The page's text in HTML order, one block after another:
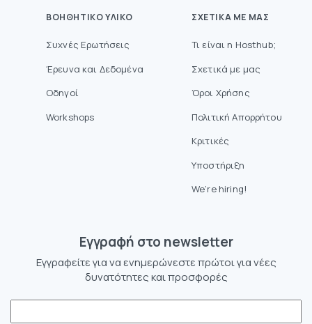
ΒΟΗΘΗΤΙΚΌ ΥΛΙΚΌ
Συχνές Ερωτήσεις
Έρευνα και Δεδομένα
Οδηγοί
Workshops
ΣΧΕΤΙΚΆ ΜΕ ΜΑΣ
Τι είναι η Hosthub;
Σχετικά με μας
Όροι Χρήσης
Πολιτική Απορρήτου
Κριτικές
Υποστήριξη
We’re hiring!
Eγγραφή στο newsletter
Εγγραφείτε για να ενημερώνεστε πρώτοι για νέες
δυνατότητες και προσφορές